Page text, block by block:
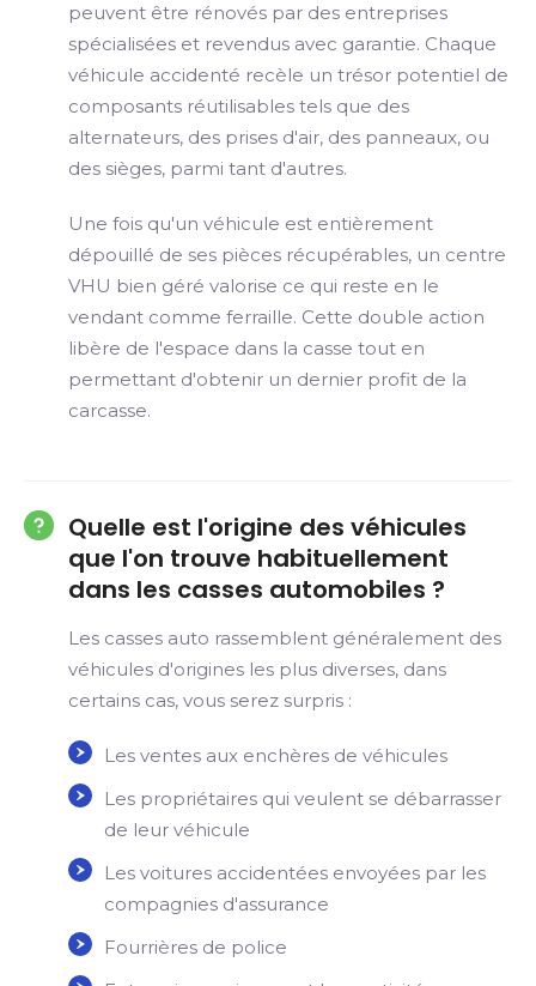
peuvent être rénovés par des entreprises
spécialisées et revendus avec garantie. Chaque
véhicule accidenté recèle un trésor potentiel de
composants réutilisables tels que des
alternateurs, des prises d'air, des panneaux, ou
des sièges, parmi tant d'autres.
Une fois qu'un véhicule est entièrement
dépouillé de ses pièces récupérables, un centre
VHU bien géré valorise ce qui reste en le
vendant comme ferraille. Cette double action
libère de l'espace dans la casse tout en
permettant d'obtenir un dernier profit de la
carcasse.
Quelle est l'origine des véhicules
que l'on trouve habituellement
dans les casses automobiles ?
Les casses auto rassemblent généralement des
véhicules d'origines les plus diverses, dans
certains cas, vous serez surpris :
Les ventes aux enchères de véhicules
Les propriétaires qui veulent se débarrasser
de leur véhicule
Les voitures accidentées envoyées par les
compagnies d'assurance
Fourrières de police